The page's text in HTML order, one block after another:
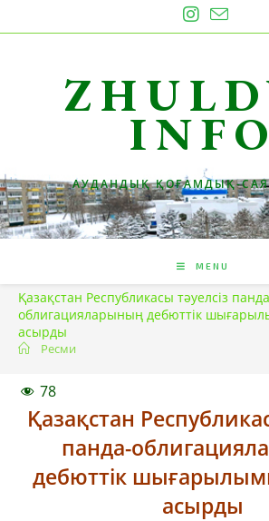
to
INFO
АУДАНДЫҚ ҚОҒАМДЫҚ-
MENU
Қазақстан Республикасы тәуелсіз
облигацияларының дебюттік
асырды
Ресми
78
Қазақстан
панда-
дебюттік
асырды